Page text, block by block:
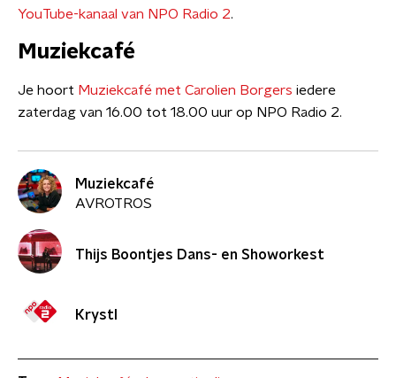
YouTube-kanaal van NPO Radio 2.
Muziekcafé
Je hoort Muziekcafé met Carolien Borgers iedere
zaterdag van 16.00 tot 18.00 uur op NPO Radio 2.
Muziekcafé
AVROTROS
Thijs Boontjes Dans- en Showorkest
Krystl